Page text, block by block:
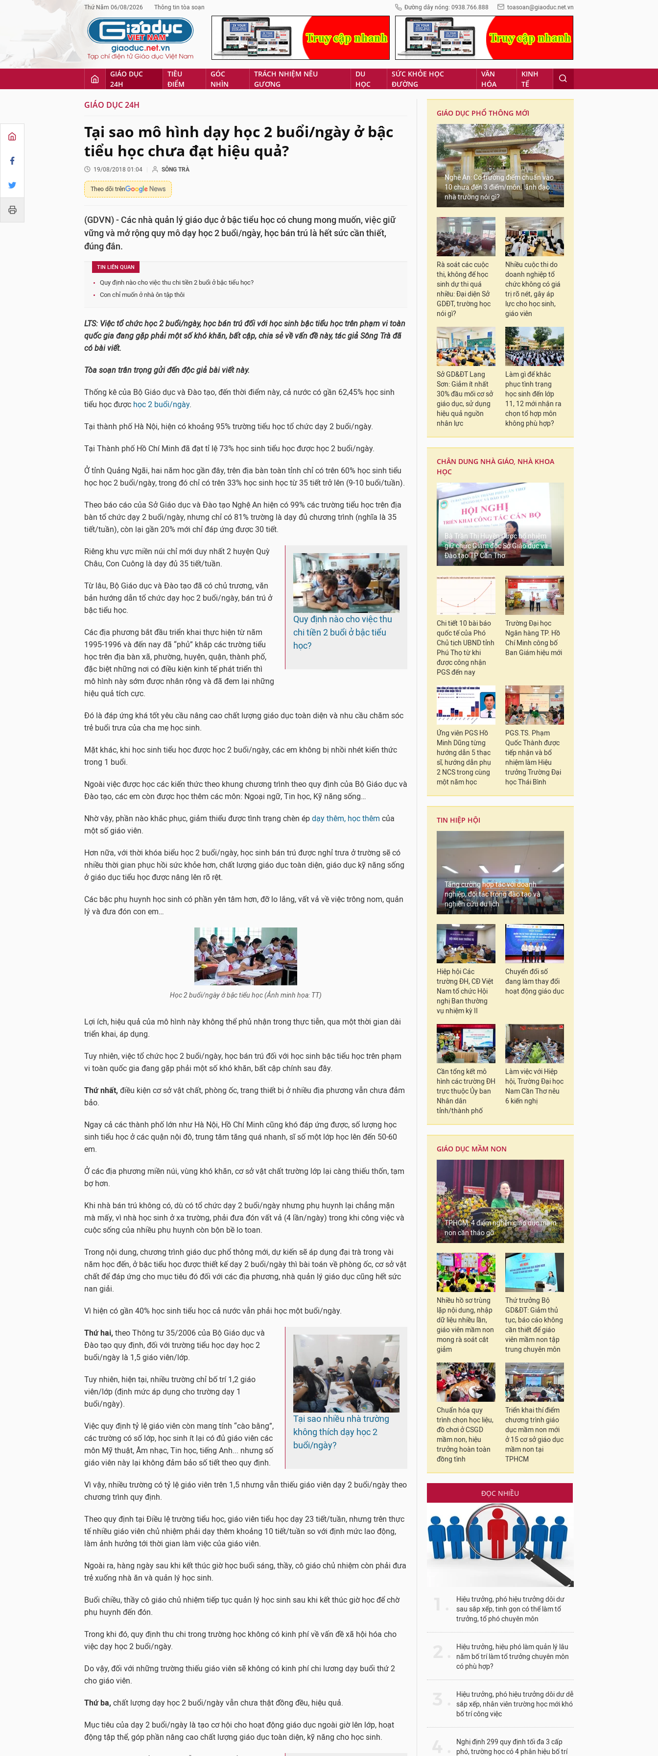
Thứ Năm 06/08/2026 Thông tin tòa soạn Đường dây nóng: 0938.766.888 toasoan@giaoduc.net.vn
GIÁO DỤC
24H
TIÊU
ĐIỂM
GÓC
NHÌN
TRÁCH NHIỆM NÊU
GƯƠNG
DU
HỌC
SỨC KHỎE HỌC
ĐƯỜNG
VĂN
HÓA
KINH
TẾ
GIÁO DỤC 24H
Tại sao mô hình dạy học 2 buổi/ngày ở bậc
tiểu học chưa đạt hiệu quả?
19/08/2018 01:04 SÔNG TRÀ
Theo dõi trên
(GDVN) - Các nhà quản lý giáo dục ở bậc tiểu học có chung mong muốn, việc giữ
vững và mở rộng quy mô dạy học 2 buổi/ngày, học bán trú là hết sức cần thiết,
đúng đắn.
TIN LIÊN QUAN
Quy định nào cho việc thu chi tiền 2 buổi ở bậc tiểu học?
Con chỉ muốn ở nhà ôn tập thôi
LTS: Việc tổ chức học 2 buổi/ngày, học bán trú đối với học sinh bậc tiểu học trên phạm vi toàn
quốc gia đang gặp phải một số khó khăn, bất cập, chia sẻ về vấn đề này, tác giả Sông Trà đã
có bài viết.
Tòa soạn trân trọng gửi đến độc giả bài viết này.
Thống kê của Bộ Giáo dục và Đào tạo, đến thời điểm này, cả nước có gần 62,45% học sinh
tiểu học được học 2 buổi/ngày.
Tại thành phố Hà Nội, hiện có khoảng 95% trường tiểu học tổ chức dạy 2 buổi/ngày.
Tại Thành phố Hồ Chí Minh đã đạt tỉ lệ 73% học sinh tiểu học được học 2 buổi/ngày.
Ở tỉnh Quảng Ngãi, hai năm học gần đây, trên địa bàn toàn tỉnh chỉ có trên 60% học sinh tiểu
học học 2 buổi/ngày, trong đó chỉ có trên 33% học sinh học từ 35 tiết trở lên (9-10 buổi/tuần).
Theo báo cáo của Sở Giáo dục và Đào tạo Nghệ An hiện có 99% các trường tiểu học trên địa
bàn tổ chức dạy 2 buổi/ngày, nhưng chỉ có 81% trường là dạy đủ chương trình (nghĩa là 35
tiết/tuần), còn lại gần 20% mới chỉ đáp ứng được 30 tiết.
Quy định nào cho việc thu
chi tiền 2 buổi ở bậc tiểu
học?
Riêng khu vực miền núi chỉ mới duy nhất 2 huyện Quỳ
Châu, Con Cuông là dạy đủ 35 tiết/tuần.
Từ lâu, Bộ Giáo dục và Đào tạo đã có chủ trương, văn
bản hướng dẫn tổ chức dạy học 2 buổi/ngày, bán trú ở
bậc tiểu học.
Các địa phương bắt đầu triển khai thực hiện từ năm
1995-1996 và đến nay đã “phủ” khắp các trường tiểu
học trên địa bàn xã, phường, huyện, quận, thành phố,
đặc biệt những nơi có điều kiện kinh tế phát triển thì
mô hình này sớm được nhân rộng và đã đem lại những
hiệu quả tích cực.
Đó là đáp ứng khá tốt yêu cầu nâng cao chất lượng giáo dục toàn diện và nhu cầu chăm sóc
trẻ buổi trưa của cha mẹ học sinh.
Mặt khác, khi học sinh tiểu học được học 2 buổi/ngày, các em không bị nhồi nhét kiến thức
trong 1 buổi.
Ngoài việc được học các kiến thức theo khung chương trình theo quy định của Bộ Giáo dục và
Đào tạo, các em còn được học thêm các môn: Ngoại ngữ, Tin học, Kỹ năng sống…
Nhờ vậy, phần nào khắc phục, giảm thiểu được tình trạng chèn ép dạy thêm, học thêm của
một số giáo viên.
Hơn nữa, với thời khóa biểu học 2 buổi/ngày, học sinh bán trú được nghỉ trưa ở trường sẽ có
nhiều thời gian phục hồi sức khỏe hơn, chất lượng giáo dục toàn diện, giáo dục kỹ năng sống
ở giáo dục tiểu học được nâng lên rõ rệt.
Các bậc phụ huynh học sinh có phần yên tâm hơn, đỡ lo lắng, vất vả về việc trông nom, quản
lý và đưa đón con em…
Học 2 buổi/ngày ở bậc tiểu học (Ảnh minh họa: TT)
Lợi ích, hiệu quả của mô hình này không thể phủ nhận trong thực tiễn, qua một thời gian dài
triển khai, áp dụng.
Tuy nhiên, việc tổ chức học 2 buổi/ngày, học bán trú đối với học sinh bậc tiểu học trên phạm
vi toàn quốc gia đang gặp phải một số khó khăn, bất cập chính sau đây.
Thứ nhất, điều kiện cơ sở vật chất, phòng ốc, trang thiết bị ở nhiều địa phương vẫn chưa đảm
bảo.
Ngay cả các thành phố lớn như Hà Nội, Hồ Chí Minh cũng khó đáp ứng được, số lượng học
sinh tiểu học ở các quận nội đô, trung tâm tăng quá nhanh, sĩ số một lớp học lên đến 50-60
em.
Ở các địa phương miền núi, vùng khó khăn, cơ sở vật chất trường lớp lại càng thiếu thốn, tạm
bợ hơn.
Khi nhà bán trú không có, dù có tổ chức dạy 2 buổi/ngày nhưng phụ huynh lại chẳng mặn
mà mấy, vì nhà học sinh ở xa trường, phải đưa đón vất vả (4 lần/ngày) trong khi công việc và
cuộc sống của nhiều phụ huynh còn bộn bề lo toan.
Trong nội dung, chương trình giáo dục phổ thông mới, dự kiến sẽ áp dụng đại trà trong vài
năm học đến, ở bậc tiểu học được thiết kế dạy 2 buổi/ngày thì bài toán về phòng ốc, cơ sở vật
chất để đáp ứng cho mục tiêu đó đối với các địa phương, nhà quản lý giáo dục cũng hết sức
nan giải.
Vì hiện có gần 40% học sinh tiểu học cả nước vẫn phải học một buổi/ngày.
Tại sao nhiều nhà trường
không thích dạy học 2
buổi/ngày?
Thứ hai, theo Thông tư 35/2006 của Bộ Giáo dục và
Đào tạo quy định, đối với trường tiểu học dạy học 2
buổi/ngày là 1,5 giáo viên/lớp.
Tuy nhiên, hiện tại, nhiều trường chỉ bố trí 1,2 giáo
viên/lớp (định mức áp dụng cho trường dạy 1
buổi/ngày).
Việc quy định tỷ lệ giáo viên còn mang tính “cào bằng”,
các trường có số lớp, học sinh ít lại có đủ giáo viên các
môn Mỹ thuật, Âm nhạc, Tin học, tiếng Anh... nhưng số
giáo viên này lại không đảm bảo số tiết theo quy định.
Vì vậy, nhiều trường có tỷ lệ giáo viên trên 1,5 nhưng vẫn thiếu giáo viên dạy 2 buổi/ngày theo
chương trình quy định.
Theo quy định tại Điều lệ trường tiểu học, giáo viên tiểu học dạy 23 tiết/tuần, nhưng trên thực
tế nhiều giáo viên chủ nhiệm phải dạy thêm khoảng 10 tiết/tuần so với định mức lao động,
làm ảnh hưởng tới thời gian làm việc của giáo viên.
Ngoài ra, hàng ngày sau khi kết thúc giờ học buổi sáng, thầy, cô giáo chủ nhiệm còn phải đưa
trẻ xuống nhà ăn và quản lý học sinh.
Buổi chiều, thầy cô giáo chủ nhiệm tiếp tục quản lý học sinh sau khi kết thúc giờ học để chờ
phụ huynh đến đón.
Trong khi đó, quy định thu chi trong trường học không có kinh phí về vấn đề xã hội hóa cho
việc dạy học 2 buổi/ngày.
Do vậy, đối với những trường thiếu giáo viên sẽ không có kinh phí chi lương dạy buổi thứ 2
cho giáo viên.
Thứ ba, chất lượng dạy học 2 buổi/ngày vẫn chưa thật đồng đều, hiệu quả.
Mục tiêu của dạy 2 buổi/ngày là tạo cơ hội cho hoạt động giáo dục ngoài giờ lên lớp, hoạt
động tập thể, góp phần nâng cao chất lượng giáo dục toàn diện, kỹ năng cho học sinh.
GIÁO DỤC PHỔ THÔNG MỚI
Nghệ An: Có trường điểm chuẩn vào
10 chưa đến 3 điểm/môn, lãnh đạo
nhà trường nói gì?
Rà soát các cuộc
thi, không để học
sinh dự thi quá
nhiều: Đại diện Sở
GDĐT, trường học
nói gì?
Nhiều cuộc thi do
doanh nghiệp tổ
chức không có giá
trị rõ nét, gây áp
lực cho học sinh,
giáo viên
Sở GD&ĐT Lạng
Sơn: Giảm ít nhất
30% đầu mối cơ sở
giáo dục, sử dụng
hiệu quả nguồn
nhân lực
Làm gì để khắc
phục tình trạng
học sinh đến lớp
11, 12 mới nhận ra
chọn tổ hợp môn
không phù hợp?
CHÂN DUNG NHÀ GIÁO, NHÀ KHOA
HỌC
Bà Trần Thị Huyền được bổ nhiệm
giữ chức Giám đốc Sở Giáo dục và
Đào tạo TP Cần Thơ
Chi tiết 10 bài báo
quốc tế của Phó
Chủ tịch UBND tỉnh
Phú Thọ từ khi
được công nhận
PGS đến nay
Trường Đại học
Ngân hàng TP. Hồ
Chí Minh công bố
Ban Giám hiệu mới
Ứng viên PGS Hồ
Minh Dũng từng
hướng dẫn 5 thạc
sĩ, hướng dẫn phụ
2 NCS trong cùng
một năm học
PGS.TS. Phạm
Quốc Thành được
tiếp nhận và bổ
nhiệm làm Hiệu
trưởng Trường Đại
học Thái Bình
TIN HIỆP HỘI
Tăng cường hợp tác với doanh
nghiệp, đối tác trong đào tạo và
nghiên cứu du lịch
Hiệp hội Các
trường ĐH, CĐ Việt
Nam tổ chức Hội
nghị Ban thường
vụ nhiệm kỳ II
Chuyển đổi số
đang làm thay đổi
hoạt động giáo dục
Cần tổng kết mô
hình các trường ĐH
trực thuộc Ủy ban
Nhân dân
tỉnh/thành phố
Làm việc với Hiệp
hội, Trường Đại học
Nam Cần Thơ nêu
6 kiến nghị
GIÁO DỤC MẦM NON
TPHCM: 4 điểm nghẽn giáo dục mầm
non cần tháo gỡ
Nhiều hồ sơ trùng
lặp nội dung, nhập
dữ liệu nhiều lần,
giáo viên mầm non
mong rà soát cắt
giảm
Thứ trưởng Bộ
GD&ĐT: Giảm thủ
tục, báo cáo không
cần thiết để giáo
viên mầm non tập
trung chuyên môn
Chuẩn hóa quy
trình chọn học liệu,
đồ chơi ở CSGD
mầm non, hiệu
trưởng hoàn toàn
đồng tình
Triển khai thí điểm
chương trình giáo
dục mầm non mới
ở 15 cơ sở giáo dục
mầm non tại
TPHCM
ĐỌC NHIỀU
Hiệu trưởng, phó hiệu trưởng dôi dư
sau sắp xếp, tinh gọn có thể làm tổ
trưởng, tổ phó chuyên môn
Hiệu trưởng, hiệu phó làm quản lý lâu
năm bố trí làm tổ trưởng chuyên môn
có phù hợp?
Hiệu trưởng, phó hiệu trưởng dôi dư dễ
sắp xếp, nhân viên trường học mới khó
bố trí công việc
Nghị định 299 quy định tối đa 3 cấp
phó, trường học có 4 phân hiệu bố trí